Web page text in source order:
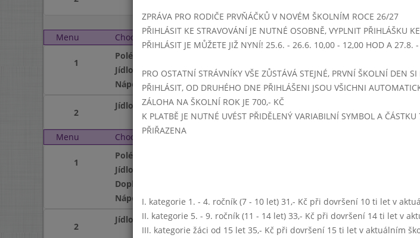
Týden 49
Menu
Chod Pondělí 4. 12. 2017 (11:15 - 14:00)
1
Polévka
Jídlo
frankfurtská z vepřového masa,
Nápoj
koncentrát, čaj, čistá voda
2
Jídlo jitrnicový prejt, zelí, brambory
Menu Chod Úterý 5. 12. 2017 (11:15 - 14:00)
1
Polévka
Jídlo
Doplněk
Nápoj
koncentrát, sirup, voda s
2
Jídlo uherský guláš
ZPRÁVA PRO RODIČE PRVŇÁČKŮ V NOVÉM ŠKOLNÍM ROCE 26/27
PŘIHLÁSIT KE STRAVOVÁNÍ JE NUTNÉ OSOBNĚ, VYPLNIT PŘIHLÁŠKU
PŘIHLÁSIT JE MŮŽETE JIŽ NYNÍ! 25.6. - 26.6. 10,00 - 12,00 HOD A
PRO OSTATNÍ STRÁVNÍKY VŠE ZŮSTÁVÁ STEJNÉ, PRVNÍ ŠKOLNÍ DEN
PŘIHLÁSIT, OD DRUHÉHO DNE PŘIHLÁŠENI JSOU VŠICHNI
ZÁLOHA NA ŠKOLNÍ ROK JE 700,- KČ
K PLATBĚ JE NUTNÉ UVÉST PŘIDĚLENÝ VARIABILNÍ SYMBOL A
PŘIŘAZENA
I. kategorie 1. - 4. ročník (7 - 10 let) 31,- Kč při dovršení 10 ti let v
II. kategorie 5. - 9. ročník (11 - 14 let) 33,- Kč při dovršení 14 ti let v
III. kategorie žáci od 15 let 35,- Kč při dovršení 15 ti let v aktuálním